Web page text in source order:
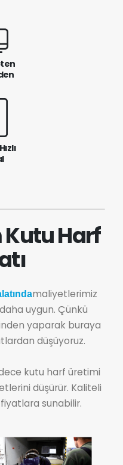
Harf
maliyetlerimiz
uygun. Çünkü
yaparak buraya
düşüyoruz.
kutu harf üretimi
düşürür. Kaliteli
sunabilir.